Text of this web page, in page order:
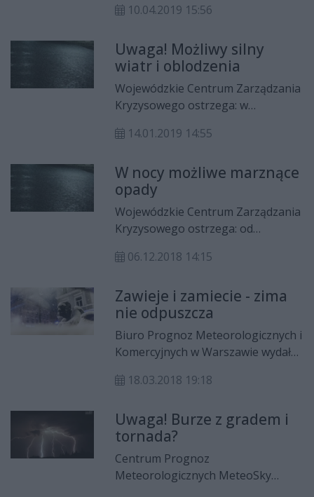
08:00, prognozuje się wystąpienie
10.04.2019 15:56
Uwaga! Możliwy silny
wiatr i oblodzenia
Wojewódzkie Centrum Zarządzania
Kryzysowego ostrzega: w
godzinach 11 - 17 prognozuje się
14.01.2019 14:55
W nocy możliwe marznące
opady
Wojewódzkie Centrum Zarządzania
Kryzysowego ostrzega: od
piątku, 7 grudnia do godz. 5
marznących opadów na terenie 28
powiatów.
06.12.2018 14:15
Zawieje i zamiecie - zima
nie odpuszcza
Biuro Prognoz Meteorologicznych i
Komercyjnych w Warszawie wydało
mazowieckiego. 90 proc. szans na
południu Mazowsza.
18.03.2018 19:18
Uwaga! Burze z gradem i
tornada?
Centrum Prognoz
Meteorologicznych MeteoSky